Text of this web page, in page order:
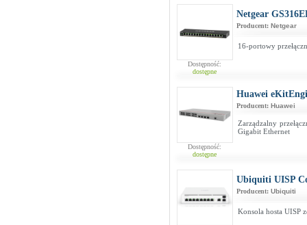
Dostępność:
dostępne
Netgear
Producent: Netgear
16-portowy
Dostępność:
dostępne
Huawei
Producent: Huawei
Zarządzalny
Gigabit Ethernet
Ubiquiti UISP
Producent: Ubiquiti
Konsola hosta UISP